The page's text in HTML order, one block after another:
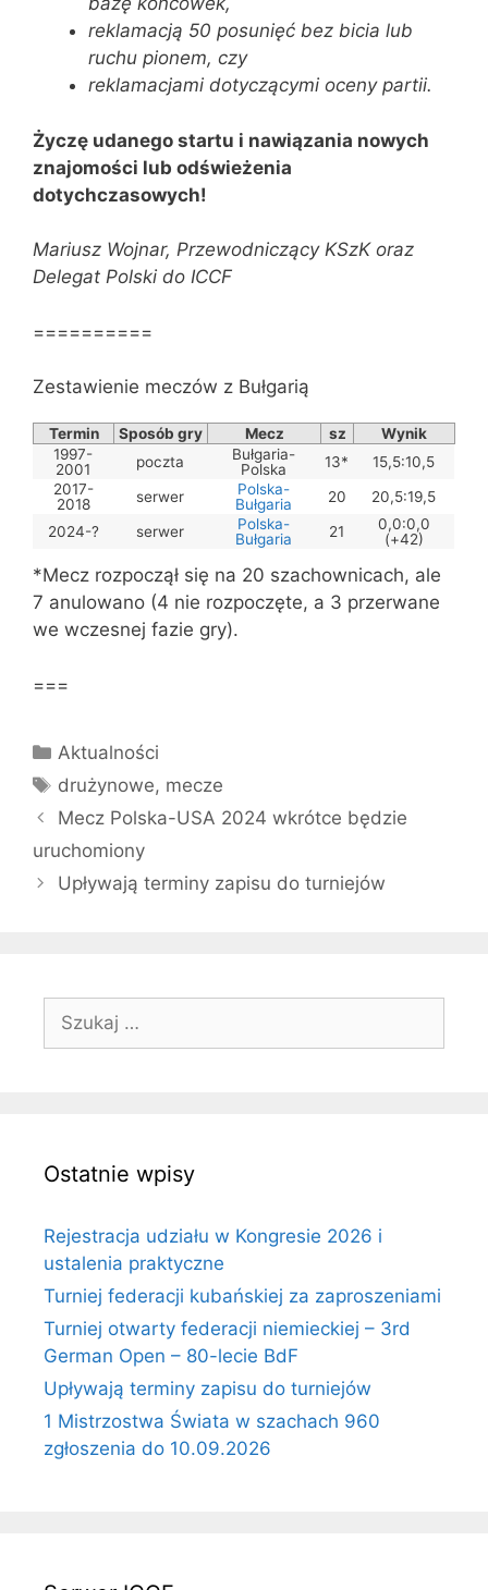
reklamacją 50 posunięć bez bicia lub
ruchu pionem, czy
reklamacjami dotyczącymi oceny partii.
Życzę udanego startu i nawiązania nowych
znajomości lub odświeżenia
dotychczasowych!
Mariusz Wojnar, Przewodniczący KSzK oraz
Delegat Polski do ICCF
==========
Zestawienie meczów z Bułgarią
Termin Sposób gry Mecz sz
Wynik
1997-
2001
poczta
Bułgaria-
Polska
13*
15,5:10,5
2017-
2018
serwer
Polska-
Bułgaria
20
20,5:19,5
2024-?
serwer
Polska-
Bułgaria
21
0,0:0,0
(+42)
*Mecz rozpoczął się na 20 szachownicach, ale
7 anulowano (4 nie rozpoczęte, a 3 przerwane
we wczesnej fazie gry).
===
Kategorie
Aktualności
Tagi
drużynowe, mecze
Mecz Polska-USA 2024 wkrótce będzie
uruchomiony
Upływają terminy zapisu do turniejów
Ostatnie wpisy
Rejestracja udziału w Kongresie 2026 i
ustalenia praktyczne
Turniej federacji kubańskiej za zaproszeniami
Turniej otwarty federacji niemieckiej – 3rd
German Open – 80-lecie BdF
Upływają terminy zapisu do turniejów
1 Mistrzostwa Świata w szachach 960
zgłoszenia do 10.09.2026